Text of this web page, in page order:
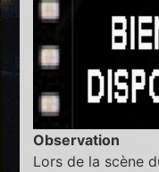
Observation
Lors de la scène